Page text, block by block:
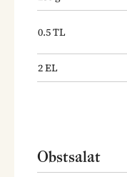
0.5TL
2EL
Obstsalat